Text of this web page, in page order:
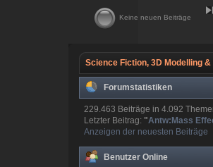
Keine neuen Beiträge
Science Fiction, 3D Modelling
Forumstatistiken
229.463 Beiträge in 4.092
Letzter Beitrag: "Antw:Mass
Anzeigen der neuesten Beiträge
Benutzer Online